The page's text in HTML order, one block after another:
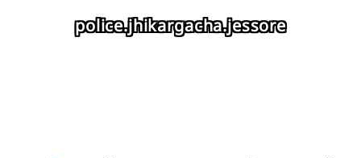
police.jhikargacha.jessore